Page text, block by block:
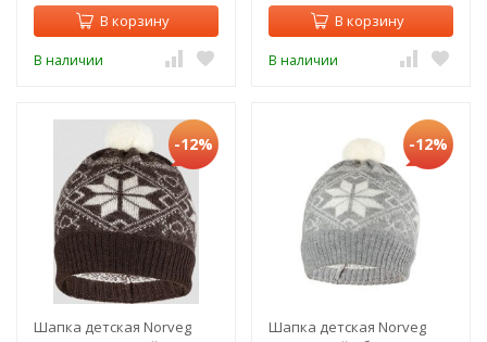
В корзину
В наличии
В корзину
В наличии
-12%
Шапка детская Norveg
-12%
Шапка детская Norveg